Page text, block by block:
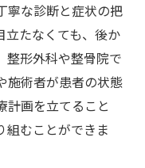
寧な診断と症状の把
立たなくても、後か
整形外科や整骨院で
施術者が患者の状態
計画を立てること
組むことができま